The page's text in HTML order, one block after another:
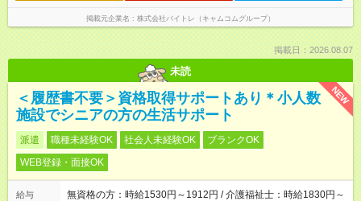
掲載元企業名 株式会社バイトレ（キャムコムグループ）
掲載日：2026.08.07
未読
NEW
＜履歴書不要＞資格取得サポートあり＊小人数
施設でシニアの方の生活サポート
派遣 職種未経験OK 社会人未経験OK
ブランクOK
WEB登録・面接OK
給与
無資格の方：時給1530円～1912円 / 介護福祉士：時給1830円～